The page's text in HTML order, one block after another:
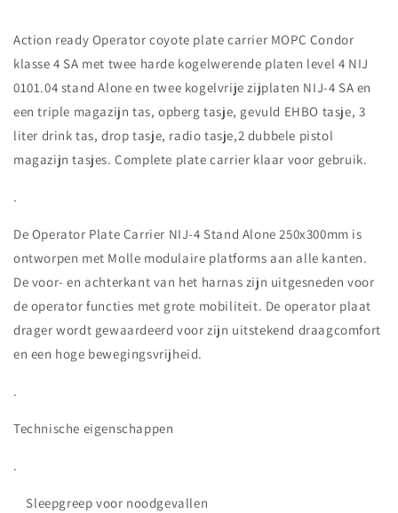
Action ready Operator coyote plate carrier MOPC Condor
klasse 4 SA met twee harde kogelwerende platen level 4 NIJ
0101.04 stand Alone en twee kogelvrije zijplaten NIJ-4 SA en
een triple magazijn tas, opberg tasje, gevuld EHBO tasje, 3
liter drink tas, drop tasje, radio tasje,2 dubbele pistol
magazijn tasjes. Complete plate carrier klaar voor gebruik.
.
De Operator Plate Carrier NIJ-4 Stand Alone 250x300mm is
ontworpen met Molle modulaire platforms aan alle kanten.
De voor- en achterkant van het harnas zijn uitgesneden voor
de operator functies met grote mobiliteit. De operator plaat
drager wordt gewaardeerd voor zijn uitstekend draagcomfort
en een hoge bewegingsvrijheid.
.
Technische eigenschappen
.
Sleepgreep voor noodgevallen